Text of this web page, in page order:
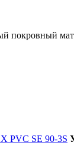
покровный
PVC SE 90-3S